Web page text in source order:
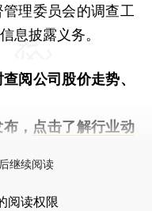
理委员会的调查工
息披露义务。
查阅公司股价走势、
， 点击了解行业动
继续阅读
阅读权限